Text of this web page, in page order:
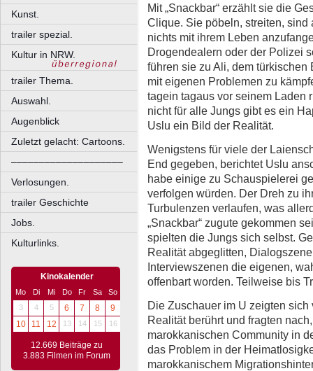
Kunst.
trailer spezial.
Kultur in NRW.
trailer Thema.
Auswahl.
Augenblick
Zuletzt gelacht: Cartoons.
––––––––––––––––––––
Verlosungen.
trailer Geschichte
Jobs.
Kulturlinks.
Kinokalender
Mo Di Mi Do Fr Sa
So
3
4 5 6 7 8
9
10
11 12 13 14 15 16
12.669 Beiträge zu
3.883 Filmen im Forum
Mit „Snackbar“ erzählt sie die
Clique. Sie pöbeln, streiten,
nichts mit ihrem Leben
Drogendealern oder der Polizei
führen sie zu Ali, dem
mit eigenen Problemen zu
tagein tagaus vor seinem Laden
nicht für alle Jungs gibt es ein
Uslu ein Bild der Realität.
Wenigstens für viele der
End gegeben, berichtet Uslu
habe einige zu Schauspielerei
verfolgen würden. Der Dreh zu
Turbulenzen verlaufen, was
„Snackbar“ zugute gekommen
spielten die Jungs sich selbst.
Realität abgeglitten,
Interviewszenen die eigenen,
offenbart worden. Teilweise bis
Die Zuschauer im U zeigten
Realität berührt und fragten
marokkanischen Community in
das Problem in der
marokkanischem